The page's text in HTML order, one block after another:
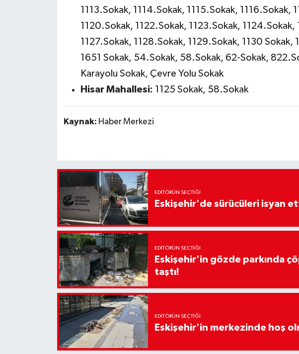
1113.Sokak, 1114.Sokak, 1115.Sokak, 1116.Sokak,
1120.Sokak, 1122.Sokak, 1123.Sokak, 1124.Sokak,
1127.Sokak, 1128.Sokak, 1129.Sokak, 1130 Sokak,
1651 Sokak, 54.Sokak, 58.Sokak, 62-Sokak,
Karayolu Sokak, Çevre Yolu Sokak
Hisar Mahallesi: 1125 Sokak, 58.Sokak
Kaynak: Haber Merkezi
EDITÖRÜN SEÇTIĞI
Eskişehir'de sürücüleri isyan
EDITÖRÜN SEÇTIĞI
Eskişehir'in gözde parkında
taştı!
EDITÖRÜN SEÇTIĞI
Eskişehir'in merkezinde hoş